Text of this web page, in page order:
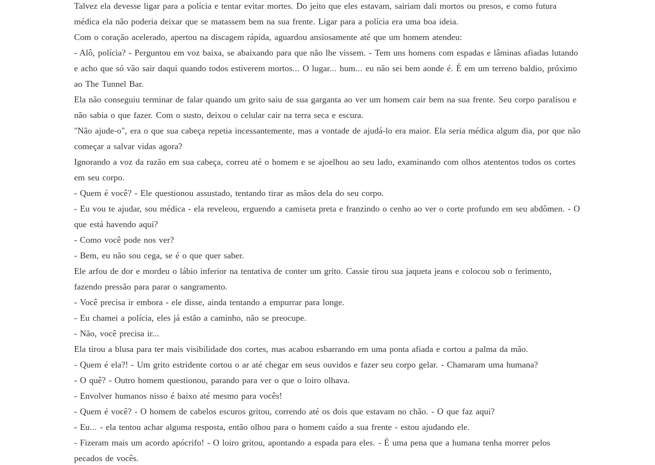
Talvez ela devesse ligar para a polícia e tentar evitar mortes. Do jeito que eles estavam, sairiam dali mortos ou presos, e como futura
médica ela não poderia deixar que se matassem bem na sua frente. Ligar para a polícia era uma boa ideia.
Com o coração acelerado, apertou na discagem rápida, aguardou ansiosamente até que um homem atendeu:
- Alô, polícia? - Perguntou em voz baixa, se abaixando para que não lhe vissem. - Tem uns homens com espadas e lâminas afiadas lutando
e acho que só vão sair daqui quando todos estiverem mortos... O lugar... hum... eu não sei bem aonde é. É em um terreno baldio, próximo
ao The Tunnel Bar.
Ela não conseguiu terminar de falar quando um grito saiu de sua garganta ao ver um homem cair bem na sua frente. Seu corpo paralisou e
não sabia o que fazer. Com o susto, deixou o celular cair na terra seca e escura.
"Não ajude-o", era o que sua cabeça repetia incessantemente, mas a vontade de ajudá-lo era maior. Ela seria médica algum dia, por que não
começar a salvar vidas agora?
Ignorando a voz da razão em sua cabeça, correu até o homem e se ajoelhou ao seu lado, examinando com olhos atententos todos os cortes
em seu corpo.
- Quem é você? - Ele questionou assustado, tentando tirar as mãos dela do seu corpo.
- Eu vou te ajudar, sou médica - ela reveleou, erguendo a camiseta preta e franzindo o cenho ao ver o corte profundo em seu abdômen. - O
que está havendo aqui?
- Como você pode nos ver?
- Bem, eu não sou cega, se é o que quer saber.
Ele arfou de dor e mordeu o lábio inferior na tentativa de conter um grito. Cassie tirou sua jaqueta jeans e colocou sob o ferimento,
fazendo pressão para parar o sangramento.
- Você precisa ir embora - ele disse, ainda tentando a empurrar para longe.
- Eu chamei a polícia, eles já estão a caminho, não se preocupe.
- Não, você precisa ir...
Ela tirou a blusa para ter mais visibilidade dos cortes, mas acabou esbarrando em uma ponta afiada e cortou a palma da mão.
- Quem é ela?! - Um grito estridente cortou o ar até chegar em seus ouvidos e fazer seu corpo gelar. - Chamaram uma humana?
- O quê? - Outro homem questionou, parando para ver o que o loiro olhava.
- Envolver humanos nisso é baixo até mesmo para vocês!
- Quem é você? - O homem de cabelos escuros gritou, correndo até os dois que estavam no chão. - O que faz aqui?
- Eu... - ela tentou achar alguma resposta, então olhou para o homem caído a sua frente - estou ajudando ele.
- Fizeram mais um acordo apócrifo! - O loiro gritou, apontando a espada para eles. - É uma pena que a humana tenha morrer pelos
pecados de vocês.